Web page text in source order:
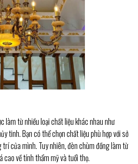
làm từ nhiều loại chất liệu khác nhau như
tinh. Bạn có thể chọn chất liệu phù hợp với sở
của mình. Tuy nhiên, đèn chùm đồng làm từ
cao về tính thẩm mỹ và tuổi thọ.